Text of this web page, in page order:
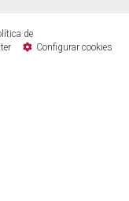
de
Configurar cookies